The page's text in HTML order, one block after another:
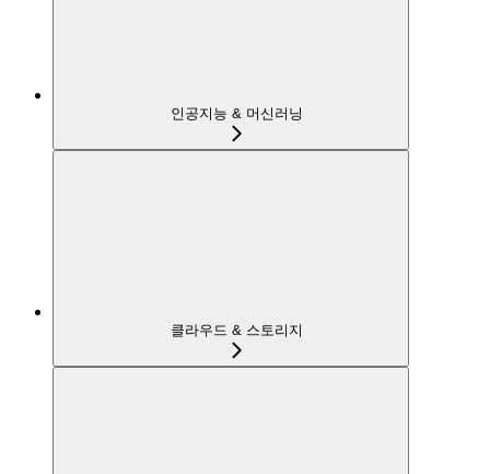
인공지능 & 머신러닝
클라우드 & 스토리지